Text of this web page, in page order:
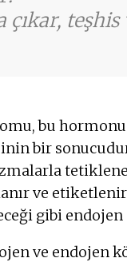
artış
çıkar, teşhis
bu
bir
ve
gibi endojen
ve endojen